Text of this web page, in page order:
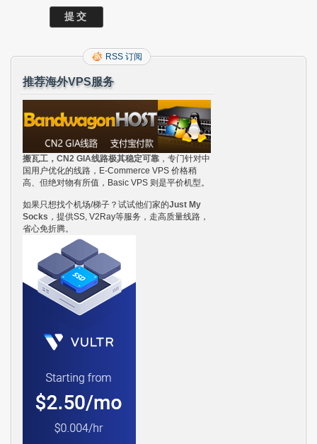
RSS 订阅
推荐海外VPS服务
搬瓦工，CN2 GIA线路极其稳定可靠 ，专门针对中
国用户优化的线路，E-Commerce VPS 价格稍
高、但绝对物有所值，Basic VPS 则是平价机型。
如果只想找个机场/梯子？试试他们家的Just My
Socks ，提供SS, V2Ray等服务，走高质量线路，
省心免折腾。